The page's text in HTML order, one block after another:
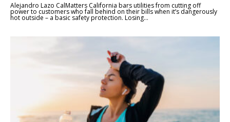
Alejandro Lazo CalMatters California bars utilities from cutting off
power to customers who fall behind on their bills when it’s dangerously
hot outside – a basic safety protection. Losing...